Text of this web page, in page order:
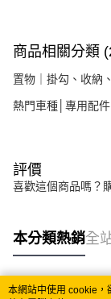
商品相關分類
置物｜掛勾、收納
熱門車種│專用配件
評價
喜歡這個商品嗎？
本分類熱銷全
本網站中使用 cookie，